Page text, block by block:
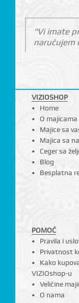
"Vi imate
naručujem
VIZIOSHOP
Home
O majicama
Majice sa
Majica sa
Ceger sa
Blog
Besplatna
POMOĆ
Pravila i
Privatnost
Kako
VIZIOshop-u
Veličine
O nama